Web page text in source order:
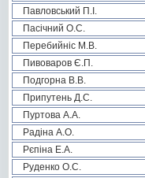
Павловський П.І.
Пасічний О.С.
Перебийніс М.В.
Пивоваров Є.П.
Подгорна В.В.
Припутень Д.С.
Пуртова А.А.
Радіна А.О.
Рєпіна Е.А.
Руденко О.С.